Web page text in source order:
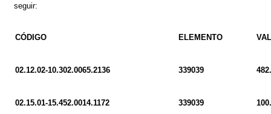
seguir:
CÓDIGO ELEMENTO
02.12.02-10.302.0065.2136 339039
02.15.01-15.452.0014.1172 339039